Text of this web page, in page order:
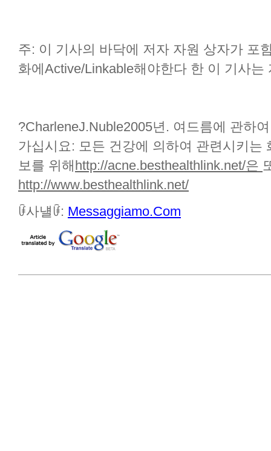
주: 이 기사의 바닥에 저자 자원 상자가 포
화에Active/Linkable해야한다 한 이 기사
?CharleneJ.Nuble2005년. 여드름에 관하
가십시요: 모든 건강에 의하여 관련시키는
보를 위해http://acne.besthealthlink.net/은
http://www.besthealthlink.net/
ꀰ사냴ꀰ: Messaggiamo.Com